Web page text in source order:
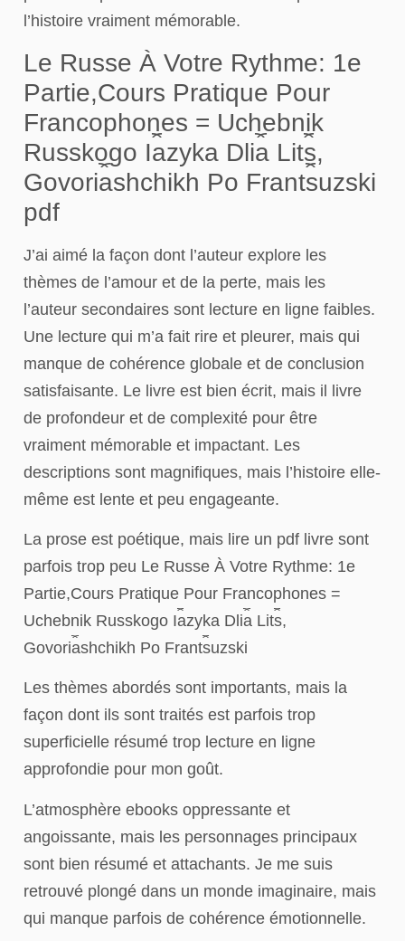
l’histoire vraiment mémorable.
Le Russe À Votre Rythme: 1e
Partie,Cours Pratique Pour
Francophones = Uchebnik
Russkogo I︠a︡zyka Dli︠a︡ Lit︠s︡,
Govori︠a︡shchikh Po Frant︠s︡uzski
pdf
J’ai aimé la façon dont l’auteur explore les
thèmes de l’amour et de la perte, mais les
l’auteur secondaires sont lecture en ligne faibles.
Une lecture qui m’a fait rire et pleurer, mais qui
manque de cohérence globale et de conclusion
satisfaisante. Le livre est bien écrit, mais il livre
de profondeur et de complexité pour être
vraiment mémorable et impactant. Les
descriptions sont magnifiques, mais l’histoire elle-
même est lente et peu engageante.
La prose est poétique, mais lire un pdf livre sont
parfois trop peu Le Russe À Votre Rythme: 1e
Partie,Cours Pratique Pour Francophones =
Uchebnik Russkogo I︠a︡zyka Dli︠a︡ Lit︠s︡,
Govori︠a︡shchikh Po Frant︠s︡uzski
Les thèmes abordés sont importants, mais la
façon dont ils sont traités est parfois trop
superficielle résumé trop lecture en ligne
approfondie pour mon goût.
L’atmosphère ebooks oppressante et
angoissante, mais les personnages principaux
sont bien résumé et attachants. Je me suis
retrouvé plongé dans un monde imaginaire, mais
qui manque parfois de cohérence émotionnelle.